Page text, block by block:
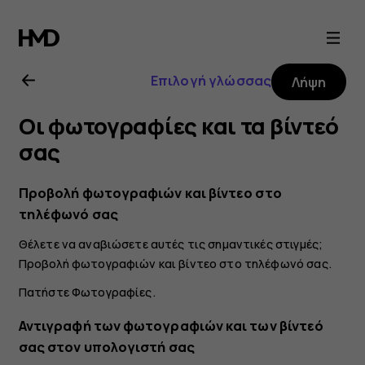
Οδηγίες
χρήσης
Nokia
2.1
Επιλογή γλώσσας Λήψη
Οι φωτογραφίες και τα βίντεό
σας
Προβολή φωτογραφιών και βίντεο στο
τηλέφωνό σας
Θέλετε να αναβιώσετε αυτές τις σημαντικές στιγμές;
Προβολή φωτογραφιών και βίντεο στο τηλέφωνό σας.
ΠατήστεΦωτογραφίες.
Αντιγραφή των φωτογραφιών και των βίντεό
σας στον υπολογιστή σας